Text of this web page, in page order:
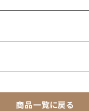
商品一覧に戻る